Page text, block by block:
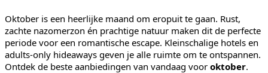
Oktober is een heerlijke maand om eropuit te gaan. Rust,
zachte nazomerzon én prachtige natuur maken dit de perfecte
periode voor een romantische escape. Kleinschalige hotels en
adults-only hideaways geven je alle ruimte om te ontspannen.
Ontdek de beste aanbiedingen van vandaag voor oktober.